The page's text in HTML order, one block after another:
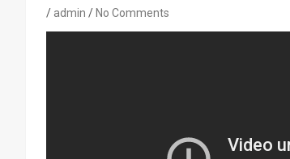
admin No Comments